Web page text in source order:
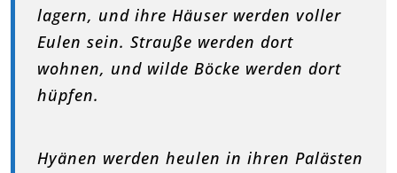
lagern, und ihre Häuser werden voller
Eulen sein. Strauße werden dort
wohnen, und wilde Böcke werden dort
hüpfen.
Hyänen werden heulen in ihren Palästen